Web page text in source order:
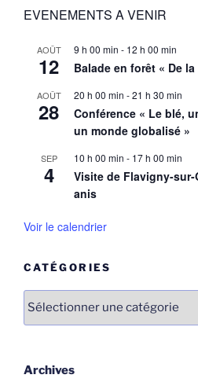
EVENEMENTS A VENIR
AOÛT
12
9 h 00 min - 12 h 00 min
Balade en forêt « De la
AOÛT
28
20 h 00 min -21 h 30 min
Conférence « Le blé,
un monde globalisé »
SEP
4
10 h 00 min - 17 h 00 min
Visite de Flavigny-
anis
Voir le calendrier
CATÉGORIES
Catégories
Archives